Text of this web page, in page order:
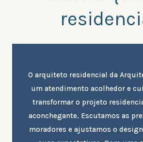
O arquiteto residencial da
um atendimento acolhedor e
transformar o projeto
aconchegante. Escutamos as
moradores e ajustamos o